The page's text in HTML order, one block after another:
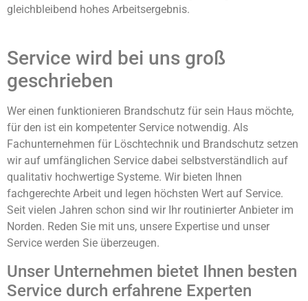
gleichbleibend hohes Arbeitsergebnis.
Service wird bei uns groß
geschrieben
Wer einen funktionieren Brandschutz für sein Haus möchte,
für den ist ein kompetenter Service notwendig. Als
Fachunternehmen für Löschtechnik und Brandschutz setzen
wir auf umfänglichen Service dabei selbstverständlich auf
qualitativ hochwertige Systeme. Wir bieten Ihnen
fachgerechte Arbeit und legen höchsten Wert auf Service.
Seit vielen Jahren schon sind wir Ihr routinierter Anbieter im
Norden. Reden Sie mit uns, unsere Expertise und unser
Service werden Sie überzeugen.
Unser Unternehmen bietet Ihnen besten
Service durch erfahrene Experten